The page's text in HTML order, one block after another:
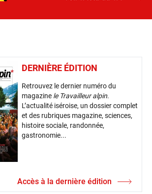
DERNIÈRE ÉDITION
Retrouvez le dernier numéro du
magazine le Travailleur alpin.
L’actualité iséroise, un dossier complet
et des rubriques magazine, sciences,
histoire sociale, randonnée,
gastronomie...
Accès à la dernière édition